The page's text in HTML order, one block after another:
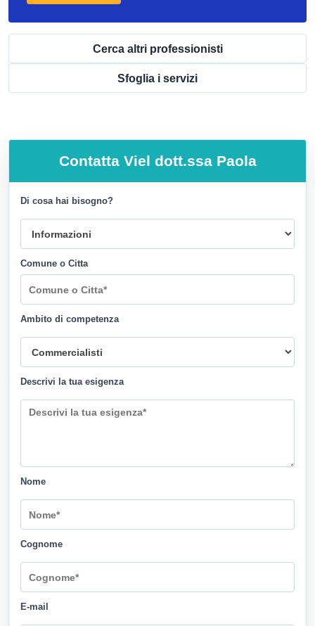
Cerca altri professionisti
Sfoglia i servizi
Contatta Viel dott.ssa Paola
Di cosa hai bisogno?
Comune o Citta
Ambito di competenza
Descrivi la tua esigenza
Nome
Cognome
E-mail